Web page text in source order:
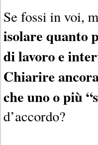
Se fossi in voi,
isolare quanto
di lavoro e
Chiarire
che uno o più
d’accordo?